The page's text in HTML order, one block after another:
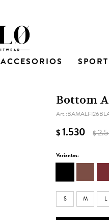
ACCESORIOS SPORT
Bottom
$1.530 $
Variantes:
S M L